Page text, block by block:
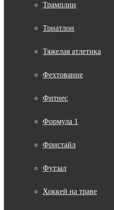
Трамплин
Триатлон
Тяжелая атлетика
Фехтование
Фитнес
Формула 1
Фристайл
Футзал
Хоккей на траве